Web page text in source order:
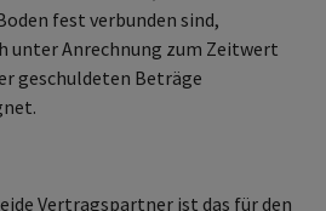
fest verbunden sind,
unter Anrechnung zum Zeitwert
geschuldeten Beträge
Vertragspartner ist das für den